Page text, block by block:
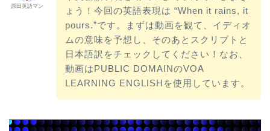
原田英語マン
ょう！今回の英語表現は “When it rains, it
pours.”です。まずは動画を観て、イディオ
ムの意味を予想し、そのあとスクリプトと
日本語訳をチェックしてください！なお、
動画はPUBLIC DOMAINのVOA
LEARNING ENGLISHを使用しています。
動